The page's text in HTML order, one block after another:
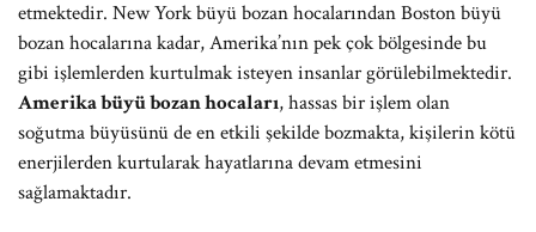
etmektedir. New York büyü bozan hocalarından Boston büyü
bozan hocalarına kadar, Amerika’nın pek çok bölgesinde bu
gibi işlemlerden kurtulmak isteyen insanlar görülebilmektedir.
Amerika büyü bozan hocaları, hassas bir işlem olan
soğutma büyüsünü de en etkili şekilde bozmakta, kişilerin kötü
enerjilerden kurtularak hayatlarına devam etmesini
sağlamaktadır.